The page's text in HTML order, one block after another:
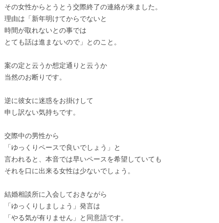
その女性からとうとう交際終了の連絡が来ました。
理由は「新年明けてからでないと
時間が取れないとの事では
とても話は進まないので」とのこと。
案の定と云うか想定通りと云うか
当然のお断りです。
逆に彼女に迷惑をお掛けして
申し訳ない気持ちです。
交際中の男性から
「ゆっくりペースで良いでしょう」と
言われると、本音では早いペースを希望していても
それを口に出来る女性は少ないでしょう。
結婚相談所に入会しておきながら
「ゆっくりしましょう」発言は
「やる気が有りません」と同意語です。